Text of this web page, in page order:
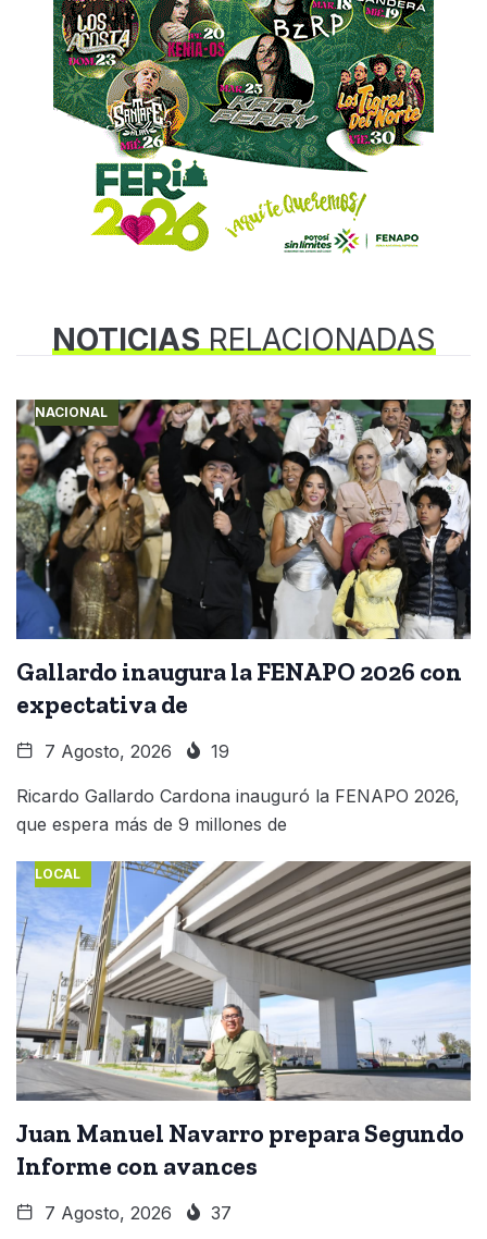
NOTICIASRELACIONADAS
NACIONAL
Gallardo inaugura la FENAPO 2026 con
expectativa de
7 Agosto, 2026 19
Ricardo Gallardo Cardona inauguró la FENAPO 2026,
que espera más de 9 millones de
LOCAL
Juan Manuel Navarro prepara Segundo
Informe con avances
7 Agosto, 2026 37